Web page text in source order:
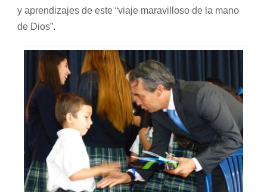
y aprendizajes de este “viaje maravilloso de la mano
de Dios”.